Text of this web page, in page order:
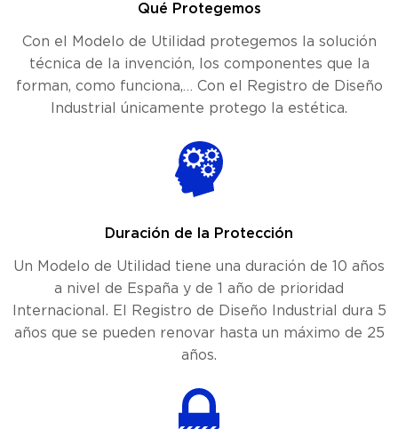
Qué Protegemos
Con el Modelo de Utilidad protegemos la solución
técnica de la invención, los componentes que la
forman, como funciona,… Con el Registro de Diseño
Industrial únicamente protego la estética.
Duración de la Protección
Un Modelo de Utilidad tiene una duración de 10 años
a nivel de España y de 1 año de prioridad
Internacional. El Registro de Diseño Industrial dura 5
años que se pueden renovar hasta un máximo de 25
años.